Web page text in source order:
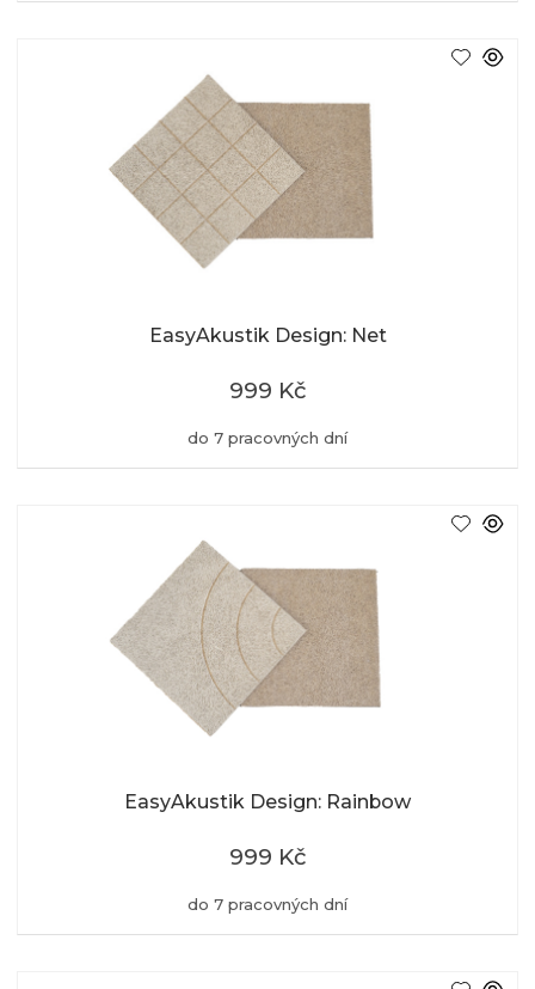
EasyAkustik Design: Net
do 7 pracovných dní
999 Kč
EasyAkustik Design: Rainbow
do 7 pracovných dní
999 Kč